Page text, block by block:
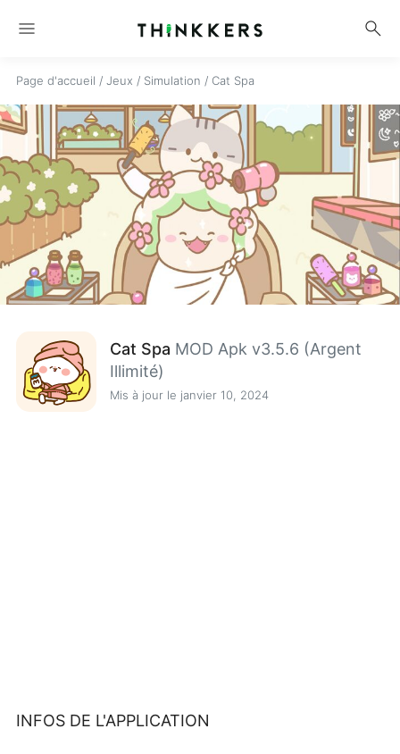
menu search
Page d'accueil / Jeux / Simulation / Cat Spa
Cat Spa MOD Apk v3.5.6 (Argent
Illimité)
Mis à jour le janvier 10, 2024
INFOS DE L'APPLICATION